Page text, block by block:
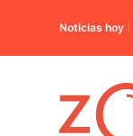
Noticias hoy